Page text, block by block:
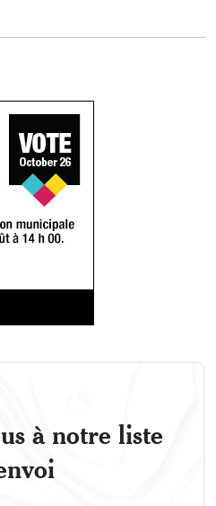
à notre liste